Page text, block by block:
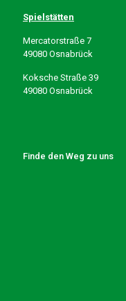
Spielstätten
Mercatorstraße 7
49080 Osnabrück
Koksche Straße 39
49080 Osnabrück
Finde den Weg zu uns